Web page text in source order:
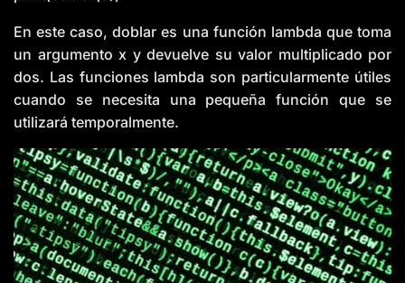
En este caso, doblar es una función lambda que toma
un argumento x y devuelve su valor multiplicado por
dos. Las funciones lambda son particularmente útiles
cuando se necesita una pequeña función que se
utilizará temporalmente.